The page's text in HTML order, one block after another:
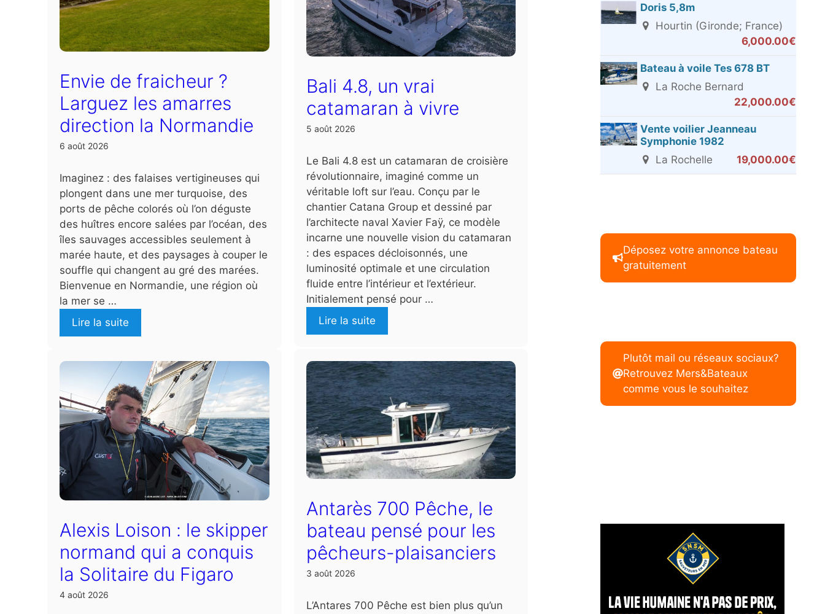
Envie de fraicheur ?
Larguez les amarres
direction la Normandie
6 août 2026
Imaginez : des falaises vertigineuses qui
plongent dans une mer turquoise, des
ports de pêche colorés où l’on déguste
des huîtres encore salées par l’océan, des
îles sauvages accessibles seulement à
marée haute, et des paysages à couper le
souffle qui changent au gré des marées.
Bienvenue en Normandie, une région où
la mer se …
Lire la suite
Bali 4.8, un vrai
catamaran à vivre
5 août 2026
Le Bali 4.8 est un catamaran de croisière
révolutionnaire, imaginé comme un
véritable loft sur l’eau. Conçu par le
chantier Catana Group et dessiné par
l’architecte naval Xavier Faÿ, ce modèle
incarne une nouvelle vision du catamaran
: des espaces décloisonnés, une
luminosité optimale et une circulation
fluide entre l’intérieur et l’extérieur.
Initialement pensé pour …
Lire la suite
Alexis Loison : le skipper
normand qui a conquis
la Solitaire du Figaro
4 août 2026
Antarès 700 Pêche, le
bateau pensé pour les
pêcheurs-plaisanciers
3 août 2026
L’Antares 700 Pêche est bien plus qu’un
Doris 5,8m
Hourtin (Gironde; France)
6,000.00€
Bateau à voile Tes 678 BT
La Roche Bernard
22,000.00€
Vente voilier Jeanneau
Symphonie 1982
La Rochelle
19,000.00€
Déposez votre annonce bateau
gratuitement
Plutôt mail ou réseaux sociaux?
Retrouvez Mers&Bateaux
comme vous le souhaitez